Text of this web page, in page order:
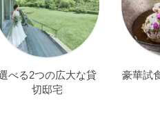
べる2つの広大な貸
切邸宅
豪華試